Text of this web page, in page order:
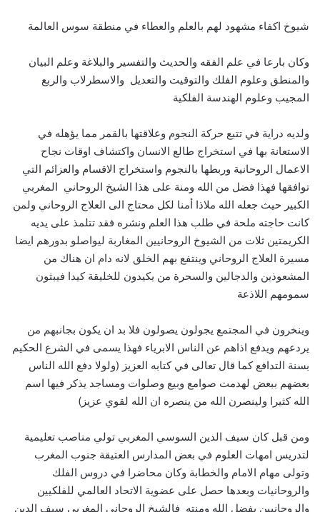
شيوخ اكفاء مشهود لهم بالعلم والعطاء في منطقة سوس العالمة
وكان بارعا في علم الفقه والحديث والتفسير والبلاغة وعلم البيان
والمنطق وعلوم الفلك والتوقيت والتعديل والاسطرلاب والربع
المجيب وعلوم الهندسة الفلكية
ولديه دراية في تتبع حركة النجوم وعلاقتها بالقمر مما يؤهله في
الاستعانة بها في استخراج طالع الانسان واكتشاف اوقات نجاح
الاعمال الروحانية وربطها بالنجوم واستخراج الاقسام والعزائم التي
توافقها فهذا فضل من الله ومنة على هذا الشيخ الروحاني المغربي
الكبير حيث جعله الله ملاذا أمنا لكل محتاج الى العلاج الروحاني ولمن
كانت حاجته ملحة في طلب هذا العلم ونشره فقد تتلمذ على يديه
الكريمتين ثلات من الشيوخ الروحانيين المغاربة ليواصلو بدورهم ايضا
مسيرة العلاج الروحاني وينتفع بهم الخلق لانه دام ان هناك من
المشعوذين والدجالين والسحرة من يكيدون للخليقة كيدا فيبثون
سمومهم اللاذعة
وينخرون في المجتمع يجولون يصولون فلا بد ان يكون بجانبهم من
يردعهم ويدفع اذاهم عن الناس الابرياء فهذا يسمى في الشرع الحكيم
بسنة التدافع كما قال تعالى في كتابه العزيز (ولولا دفع الله الناس
بعضهم ببعض لهدمت صوامع وبيع وصلوات ومساجد يذكر فيها اسم
الله كثيرا ولينصرن الله من ينصره ان الله لقوي عزيز)
ومن قبل كان سيف الدين السوسي المغربي تولي مناصب تعليمية
لتدريس امهات العلوم في بعض المدارس العتيقة جنوب المغرب
وتولى مهام الامام والخطابة وكان محاضرا في دروس الفلك
والروحانيات وبعدها حصل على عضوية الاتحاد العالمي للفلكيين
والروحانيين بفضل الله ومنته فالشيخ الروحاني المغربي سيف الدين